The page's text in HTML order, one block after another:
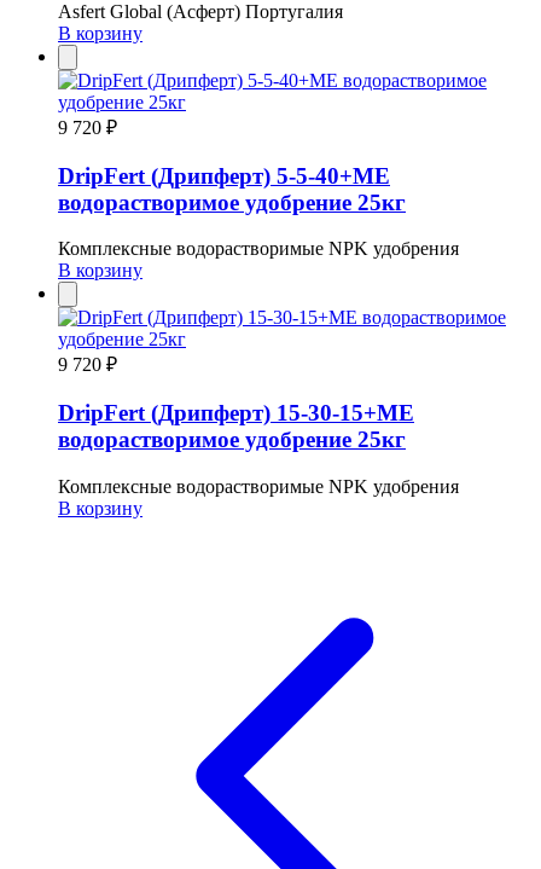
Asfert Global (Асферт) Португалия
В корзину
9 720 ₽
DripFert (Дрипферт) 5-5-40+МЕ
водорастворимое удобрение 25кг
Комплексные водорастворимые NPK удобрения
В корзину
9 720 ₽
DripFert (Дрипферт) 15-30-15+МЕ
водорастворимое удобрение 25кг
Комплексные водорастворимые NPK удобрения
В корзину